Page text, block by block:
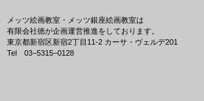
メッツ絵画教室・メッツ銀座絵画教室は
有限会社徳が企画運営推進をしております。
東京都新宿区新宿2丁目11-2 カーサ・ヴェルデ201
Tel 03−5315−0128